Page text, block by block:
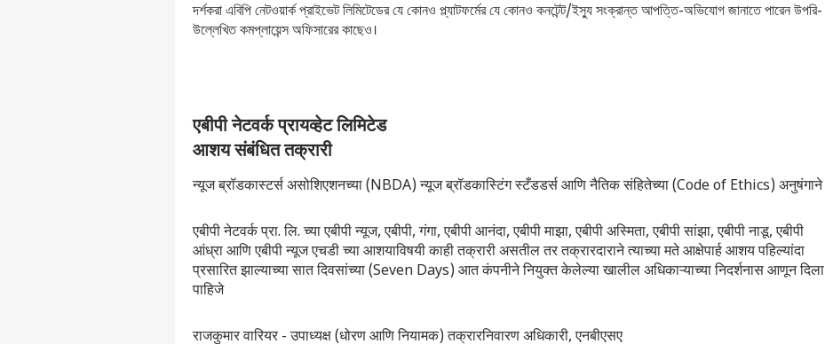
দর্শকরা এবিপি নেটওয়ার্ক প্রাইভেট লিমিটেডের যে কোনও প্ল্যাটফর্মের যে কোনও কনটেন্ট/ইস্যু সংক্রান্ত আপত্তি-অভিযোগ জানাতে পারেন উপরি-
উল্লেখিত কমপ্লায়েন্স অফিসারের কাছেও।
एबीपी नेटवर्क प्रायव्हेट लिमिटेड
आशय संबंधित तक्रारी
न्यूज ब्रॉडकास्टर्स असोशिएशनच्या (NBDA) न्यूज ब्रॉडकास्टिंग स्टँडडर्स आणि नैतिक संहितेच्या (Code of Ethics) अनुषंगाने
एबीपी नेटवर्क प्रा. लि. च्या एबीपी न्यूज, एबीपी, गंगा, एबीपी आनंदा, एबीपी माझा, एबीपी अस्मिता, एबीपी सांझा, एबीपी नाडू, एबीपी
आंध्रा आणि एबीपी न्यूज एचडी च्या आशयाविषयी काही तक्रारी असतील तर तक्रारदाराने त्याच्या मते आक्षेपार्ह आशय पहिल्यांदा
प्रसारित झाल्याच्या सात दिवसांच्या (Seven Days) आत कंपनीने नियुक्त केलेल्या खालील अधिकाऱ्याच्या निदर्शनास आणून दिला
पाहिजे
राजकुमार वारियर - उपाध्यक्ष (धोरण आणि नियामक) तक्रारनिवारण अधिकारी, एनबीएसए